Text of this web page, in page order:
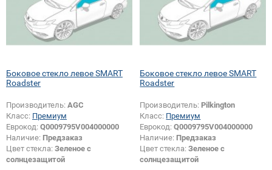
Боковое стекло левое SMART
Roadster
Производитель: AGC
Класс: Премиум
Еврокод: Q0009795V004000000
Наличие: Предзаказ
Цвет стекла: Зеленое с
солнцезащитой
Боковое стекло левое SMART
Roadster
Производитель: Pilkington
Класс: Премиум
Еврокод:Q0009795V004000000
Наличие: Предзаказ
Цвет стекла:Зеленое с
солнцезащитой